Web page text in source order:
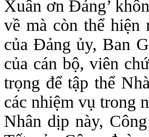
Xuân ơn Đảng’
về mà còn thể hiện
của Đảng ủy, Ban
của cán bộ, viên
trọng để tập thể
các nhiệm vụ trong
Nhân dịp này,